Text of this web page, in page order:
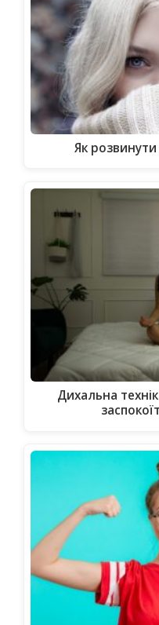
Як розвинути
Дихальна